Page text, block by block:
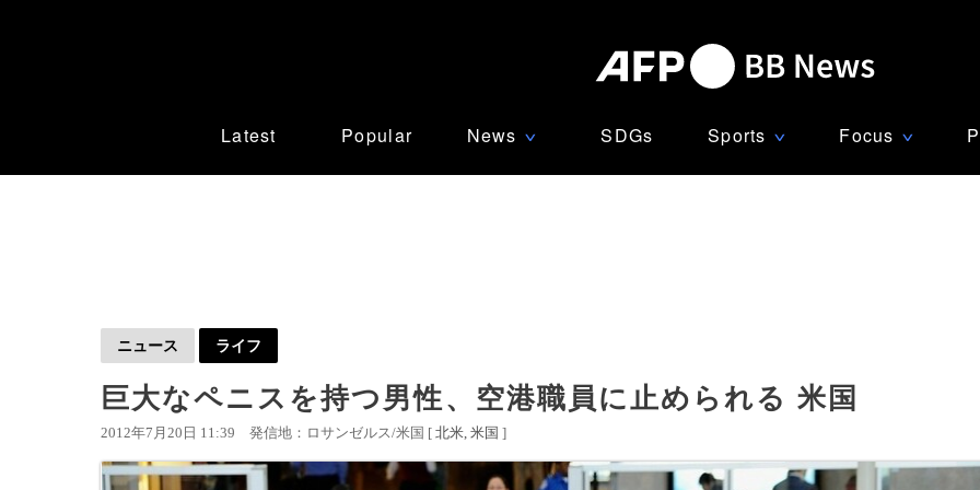
Latest Popular News ∨ SDGs Sports ∨ Focus ∨
ニュース ライフ
巨大なペニスを持つ男性、空港職員に止められる 米国
2012年7月20日 11:39 発信地：ロサンゼルス/米国 [ 北米 米国 ]